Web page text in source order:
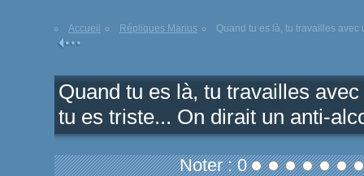
Accueil Répliques Marius Quand tu es là, tu travailles avec
Quand tu es là, tu travailles
tu es triste... On dirait un anti-
Noter : 0